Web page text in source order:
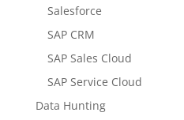
Salesforce
SAP CRM
SAP Sales Cloud
SAP Service Cloud
Data Hunting